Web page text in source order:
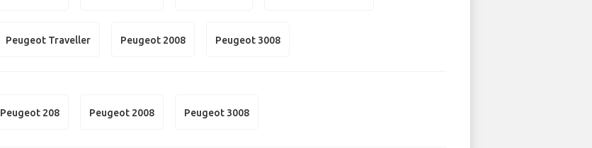
Peugeot Traveller Peugeot 2008 Peugeot 3008
Peugeot 208 Peugeot 2008 Peugeot 3008